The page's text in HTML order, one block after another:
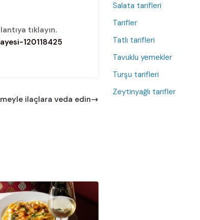
tıklayın.
120118425
ilaçlara veda edin
Salata tarifleri
Tarifler
Tatlı tarifleri
Tavuklu yemekler
Turşu tarifleri
Zeytinyağlı tarifler